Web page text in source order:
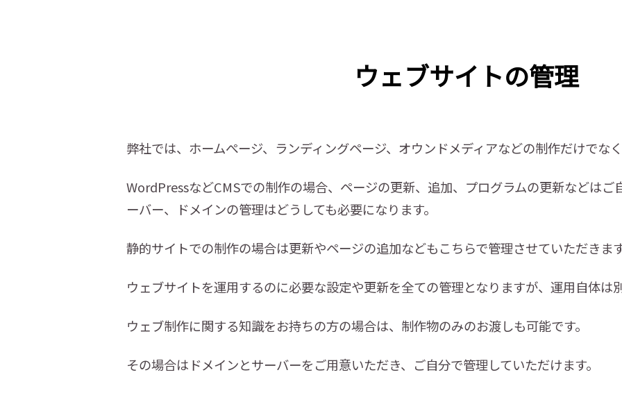
ウェブサイトの管理
弊社では、ホームぺージ、ランディングページ、オウンドメディアなどの制作だけでな
WordPressなどCMSでの制作の場合、ページの更新、追加、プログラムの更新などはご
ーバー、ドメインの管理はどうしても必要になります。
静的サイトでの制作の場合は更新やページの追加などもこちらで管理させていただきます
ウェブサイトを運用するのに必要な設定や更新を全ての管理となりますが、運用自体は
ウェブ制作に関する知識をお持ちの方の場合は、制作物のみのお渡しも可能です。
その場合はドメインとサーバーをご用意いただき、ご自分で管理していただけます。